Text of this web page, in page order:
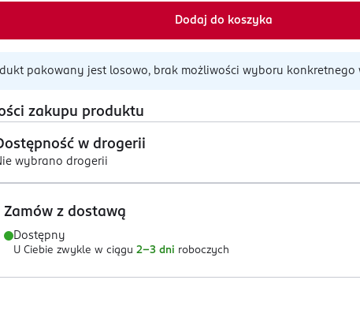
Dodaj do koszyka
pakowany jest losowo, brak możliwości wyboru konkretnego
zakupu produktu
w drogerii
wybrano drogerii
Zamów z dostawą
Dostępny
U Ciebie zwykle w ciągu 2-3 dni roboczych